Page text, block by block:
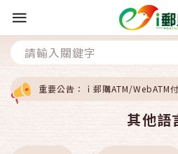
重要公告：ｉ郵購ATM/WebATM
其他語